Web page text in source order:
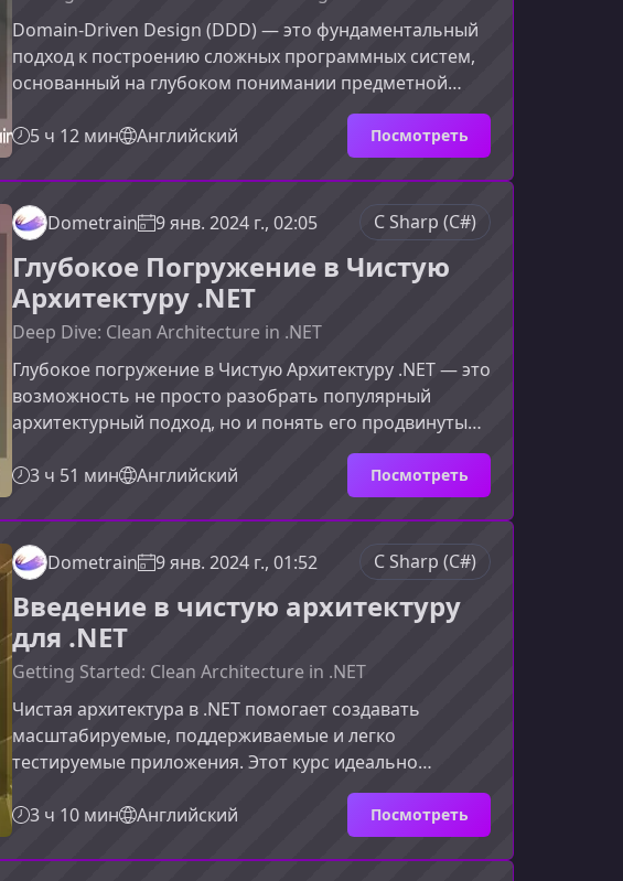
Domain-Driven Design (DDD) — это фундаментальный
подход к построению сложных программных систем,
основанный на глубоком понимании предметной
области. В этом курсе вы сделаете свои первые шаги в
DDD, разберётесь в ключевых концепциях и узнаете,
как использовать их для создания гибкой и
устойчивой архитектуры.Что такое Domain-Driven
Design и зачем он нуженDDD помогает
разработчикам и экспертам предметной области
говорить на одном языке, чтобы со
5 ч 12 мин Английский Посмотреть
Dometrain 9 янв. 2024 г., 02:05 C Sharp (C#)
Глубокое Погружение в Чистую
Архитектуру .NET
Deep Dive: Clean Architecture in .NET
Глубокое погружение в Чистую Архитектуру .NET — это
возможность не просто разобрать популярный
архитектурный подход, но и понять его продвинутые
правила, принципы и реальные сценарии
применения. Если вы хотите создавать
масштабируемые, гибкие, легко поддерживаемые
.NET‑решения — этот курс станет прочным
фундаментом для вашего профессионального
роста.Что такое Чистая Архитектура в контексте
.NETЧистая архитектура помогает разделять
ответственно
3 ч 51 мин Английский Посмотреть
Dometrain 9 янв. 2024 г., 01:52 C Sharp (C#)
Введение в чистую архитектуру
для .NET
Getting Started: Clean Architecture in .NET
Чистая архитектура в .NET помогает создавать
масштабируемые, поддерживаемые и легко
тестируемые приложения. Этот курс идеально
подходит для разработчиков, которые хотят
разобраться в базовых принципах и уверенно
применять их на практике.Что вы узнаете из
курсаКурс предоставляет структурированное
3 ч 10 мин Английский Посмотреть